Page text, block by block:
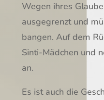
Wegen ihres
ausgegrenzt und
bangen. Auf dem
Sinti-Mädchen und
an.
Es ist auch die